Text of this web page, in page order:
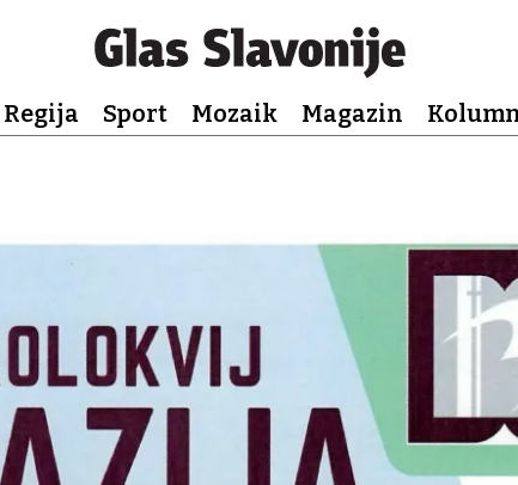
Regija Sport Mozaik Magazin